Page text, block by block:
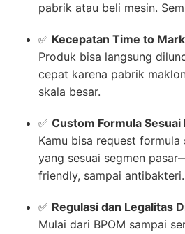
pabrik atau beli mesin.
✅ Kecepatan Time to
Produk bisa langsung
cepat karena pabrik
skala besar.
✅ Custom Formula
Kamu bisa request
yang sesuai segmen
friendly, sampai antibakteri.
✅ Regulasi dan Legalitas
Mulai dari BPOM sampai